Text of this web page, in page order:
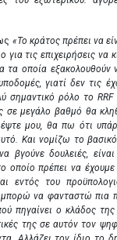
«Το κράτος πρέπει να
για τις επιχειρήσεις να
τα οποία εξακολουθούν
γιατί δεν τις
σημαντικό ρόλο το RRF
σε μεγάλο βαθμό θα
μου, θα πω ότι
Και νομίζω το
βγούνε δουλειές,
οποίο πρέπει να
εντός του
να φανταστώ πια
πηγαίνει ο κλάδος
της σε αυτόν τον